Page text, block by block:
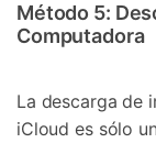
Método 5:
Computadora
La descarga de
iCloud es sólo